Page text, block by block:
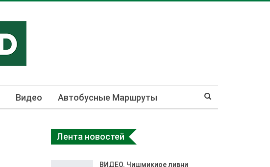
Видео Автобусные Маршруты
Лента новостей
ВИДЕО. Чишмикиое ливни